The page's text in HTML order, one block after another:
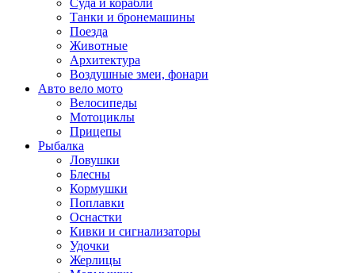
Суда и корабли
Танки и бронемашины
Поезда
Животные
Архитектура
Воздушные змеи, фонари
Авто вело мото
Велосипеды
Мотоциклы
Прицепы
Рыбалка
Ловушки
Блесны
Кормушки
Поплавки
Оснастки
Кивки и сигнализаторы
Удочки
Жерлицы